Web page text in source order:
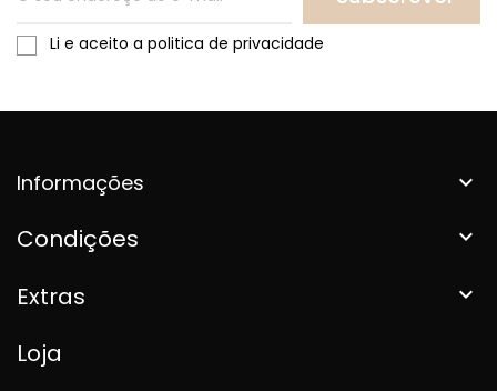
Li e aceito a politica de privacidade
Informações 
Condições 
Extras 
Loja